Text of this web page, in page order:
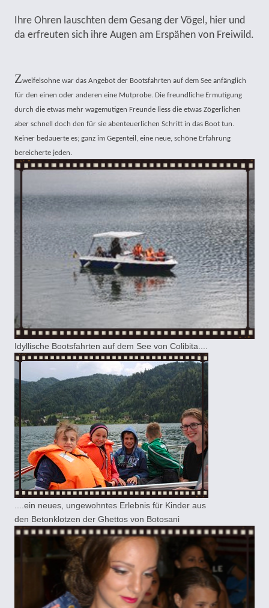
Ihre Ohren lauschten dem Gesang der Vögel, hier und
da erfreuten sich ihre Augen am Erspähen von Freiwild.
Zweifelsohne war das Angebot der Bootsfahrten auf dem See anfänglich
für den einen oder anderen eine Mutprobe. Die freundliche Ermutigung
durch die etwas mehr wagemutigen Freunde liess die etwas Zögerlichen
aber schnell doch den für sie abenteuerlichen Schritt in das Boot tun.
Keiner bedauerte es; ganz im Gegenteil, eine neue, schöne Erfahrung
bereicherte jeden.
Idyllische Bootsfahrten auf dem See von Colibita....
....ein neues, ungewohntes Erlebnis für Kinder aus
den Betonklotzen der Ghettos von Botosani